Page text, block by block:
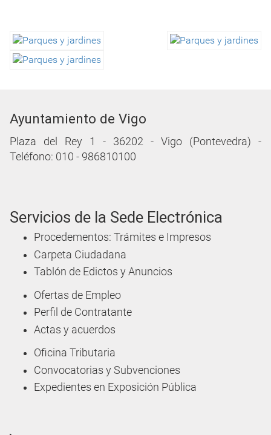
Ayuntamiento de Vigo
Plaza del Rey 1 - 36202 - Vigo (Pontevedra) -
Teléfono: 010 - 986810100
Servicios de la Sede Electrónica
Procedementos: Trámites e Impresos
Carpeta Ciudadana
Tablón de Edictos y Anuncios
Ofertas de Empleo
Perfil de Contratante
Actas y acuerdos
Oficina Tributaria
Convocatorias y Subvenciones
Expedientes en Exposición Pública